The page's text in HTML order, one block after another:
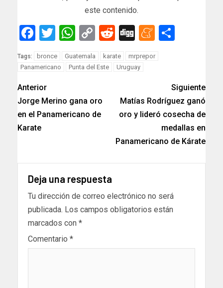
este contenido.
Facebook
Twitter
WhatsApp
Copy
Link
Reddit
Digg
Tags: bronce Guatemala karate
mrprepor
Panamericano
Punta del Este Uruguay
Anterior
Jorge Merino gana oro
en el Panamericano de
Karate
Siguiente
Matías Rodríguez ganó
oro y lideró cosecha de
medallas en
Panamericano de Kárate
Deja una respuesta
Tu dirección de correo electrónico no será
publicada. Los campos obligatorios están
marcados con *
Comentario *